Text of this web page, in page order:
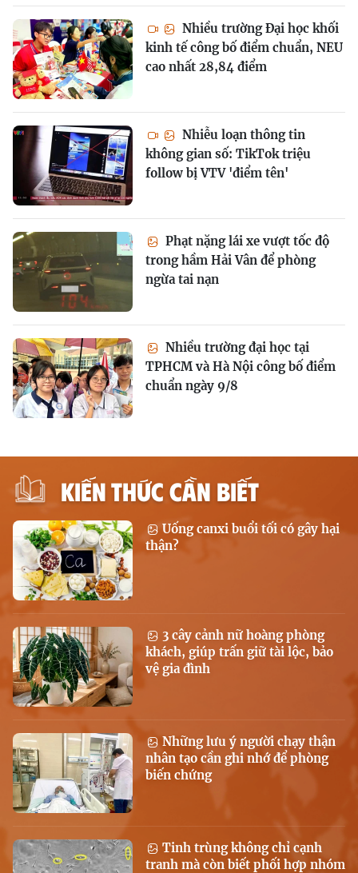
Nhiều trường Đại học khối
kinh tế công bố điểm chuẩn, NEU
cao nhất 28,84 điểm
Nhiễu loạn thông tin
không gian số: TikTok triệu
follow bị VTV 'điểm tên'
Phạt nặng lái xe vượt tốc độ
trong hầm Hải Vân để phòng
ngừa tai nạn
Nhiều trường đại học tại
TPHCM và Hà Nội công bố điểm
chuẩn ngày 9/8
KIẾN THỨC CẦN BIẾT
Uống canxi buổi tối có gây hại
thận?
3 cây cảnh nữ hoàng phòng
khách, giúp trấn giữ tài lộc, bảo
vệ gia đình
Những lưu ý người chạy thận
nhân tạo cần ghi nhớ để phòng
biến chứng
Tinh trùng không chỉ cạnh
tranh mà còn biết phối hợp nhóm